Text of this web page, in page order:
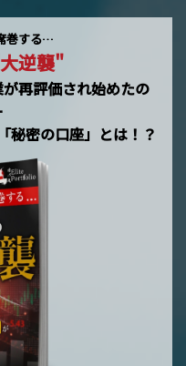
巻する…
逆襲"
再評価され始めたの
密の口座」とは！？